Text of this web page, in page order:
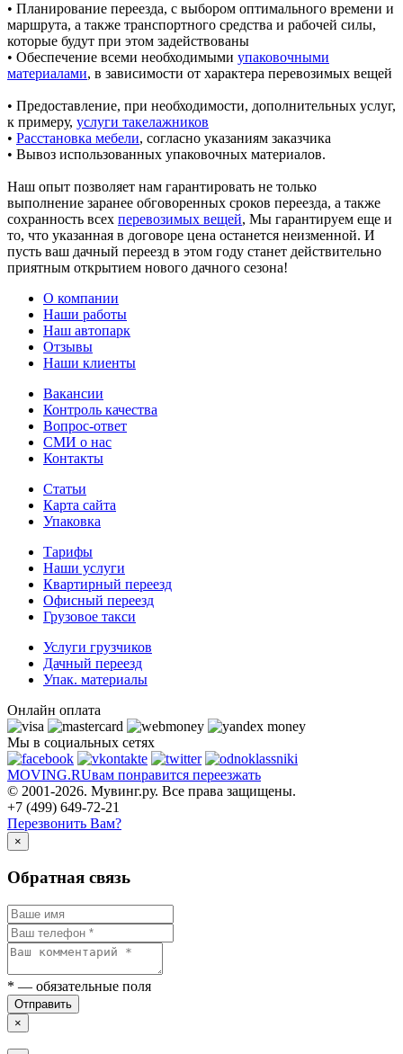
• Планирование переезда, с выбором оптимального времени и
маршрута, а также транспортного средства и рабочей силы,
которые будут при этом задействованы
• Обеспечение всеми необходимыми упаковочными
материалами, в зависимости от характера перевозимых вещей
• Предоставление, при необходимости, дополнительных услуг,
к примеру, услуги такелажников
• Расстановка мебели, согласно указаниям заказчика
• Вывоз использованных упаковочных материалов.
Наш опыт позволяет нам гарантировать не только
выполнение заранее обговоренных сроков переезда, а также
сохранность всех перевозимых вещей, Мы гарантируем еще и
то, что указанная в договоре цена останется неизменной. И
пусть ваш дачный переезд в этом году станет действительно
приятным открытием нового дачного сезона!
О компании
Наши работы
Наш автопарк
Отзывы
Наши клиенты
Вакансии
Контроль качества
Вопрос-ответ
СМИ о нас
Контакты
Статьи
Карта сайта
Упаковка
Тарифы
Наши услуги
Квартирный переезд
Офисный переезд
Грузовое такси
Услуги грузчиков
Дачный переезд
Упак. материалы
Онлайн оплата
Мы в социальных сетях
MOVING.RUвам понравится переезжать
© 2001-2026. Мувинг.ру. Все права защищены.
+7 (499) 649-72-21
Перезвонить Вам?
×
Обратная связь
* — обязательные поля
Отправить
×